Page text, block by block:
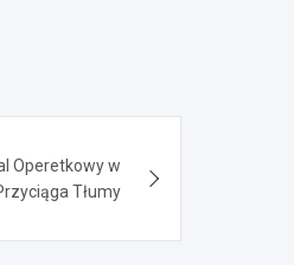
Operetkowy w
Tłumy